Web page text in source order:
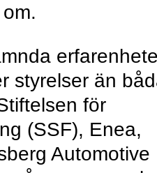
styrelser än
för
(SSF), Enea,
Automotive